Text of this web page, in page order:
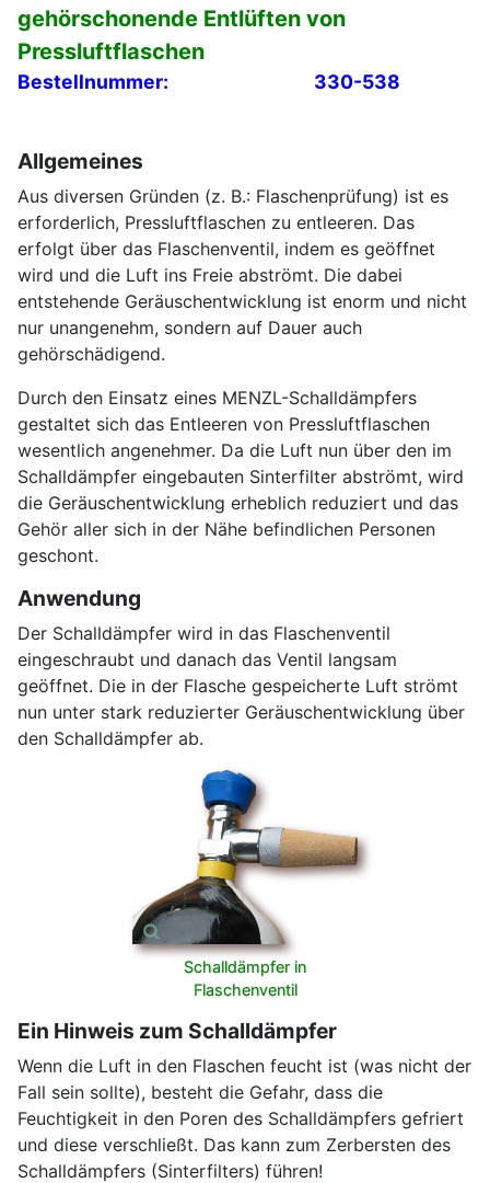
gehörschonende Entlüften von
Pressluftflaschen
Bestellnummer: 330-538
Allgemeines
Aus diversen Gründen (z. B.: Flaschenprüfung) ist es
erforderlich, Pressluftflaschen zu entleeren. Das
erfolgt über das Flaschenventil, indem es geöffnet
wird und die Luft ins Freie abströmt. Die dabei
entstehende Geräuschentwicklung ist enorm und nicht
nur unangenehm, sondern auf Dauer auch
gehörschädigend.
Durch den Einsatz eines MENZL-Schalldämpfers
gestaltet sich das Entleeren von Pressluftflaschen
wesentlich angenehmer. Da die Luft nun über den im
Schalldämpfer eingebauten Sinterfilter abströmt, wird
die Geräuschentwicklung erheblich reduziert und das
Gehör aller sich in der Nähe befindlichen Personen
geschont.
Anwendung
Der Schalldämpfer wird in das Flaschenventil
eingeschraubt und danach das Ventil langsam
geöffnet. Die in der Flasche gespeicherte Luft strömt
nun unter stark reduzierter Geräuschentwicklung über
den Schalldämpfer ab.
Schalldämpfer in
Flaschenventil
Ein Hinweis zum Schalldämpfer
Wenn die Luft in den Flaschen feucht ist (was nicht der
Fall sein sollte), besteht die Gefahr, dass die
Feuchtigkeit in den Poren des Schalldämpfers gefriert
und diese verschließt. Das kann zum Zerbersten des
Schalldämpfers (Sinterfilters) führen!